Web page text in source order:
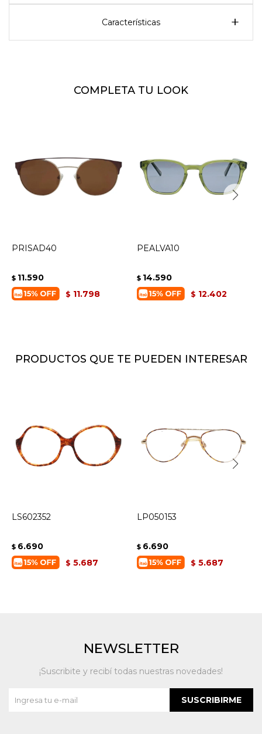
Características
COMPLETA TU LOOK
PRISAD40
$ 11.590
$ 11.798
PEALVA10
$ 14.590
$ 12.402
PRODUCTOS QUE TE PUEDEN INTERESAR
LS602352
$ 6.690
$ 5.687
LP050153
$ 6.690
$ 5.687
NEWSLETTER
¡Suscribite y recibí todas nuestras novedades!
SUSCRIBIRME